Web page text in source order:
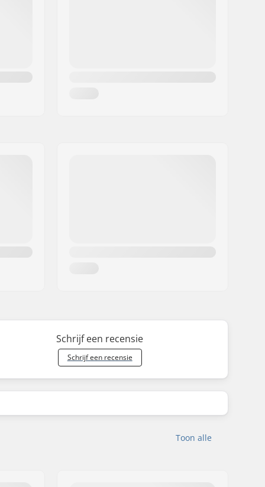
Schrijf een recensie
Schrijf een recensie
Toon alle